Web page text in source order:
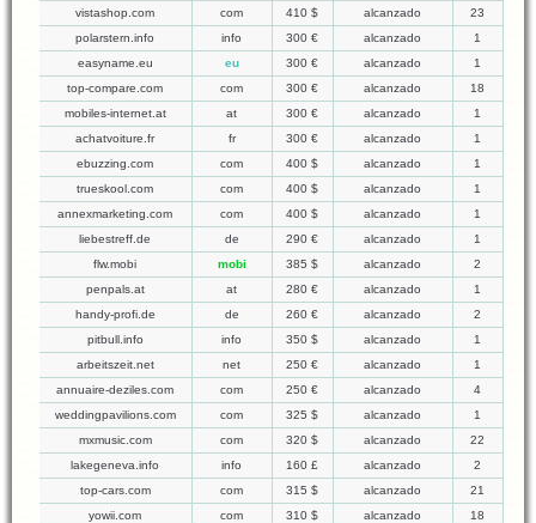
vistashop.com
com 410 $ alcanzado
23
polarstern.info
info 300 € alcanzado
1
easyname.eu
eu 300 € alcanzado
1
top-compare.com
com 300 € alcanzado
18
mobiles-internet.at
at 300 € alcanzado
1
achatvoiture.fr
fr 300 € alcanzado
1
ebuzzing.com
com 400 $ alcanzado
1
trueskool.com
com 400 $ alcanzado
1
annexmarketing.com
com 400 $ alcanzado
1
liebestreff.de
de 290 € alcanzado
1
flw.mobi
mobi 385 $ alcanzado
2
penpals.at
at 280 € alcanzado
1
handy-profi.de
de 260 € alcanzado
2
pitbull.info
info 350 $ alcanzado
1
arbeitszeit.net
net 250 € alcanzado
1
annuaire-deziles.com
com 250 € alcanzado
4
weddingpavilions.com
com 325 $ alcanzado
1
mxmusic.com
com 320 $ alcanzado
22
lakegeneva.info
info 160 £ alcanzado
2
top-cars.com
com 315 $ alcanzado
21
yowii.com
com 310 $ alcanzado
18